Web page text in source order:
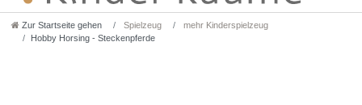
Zur Startseite gehen Spielzeug
mehr Kinderspielzeug
Hobby Horsing - Steckenpferde